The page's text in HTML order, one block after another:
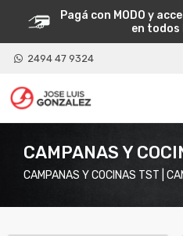
Pagá con MODO y
en
2494 47 9324
CAMPANAS Y
CAMPANAS Y COCINAS TST |